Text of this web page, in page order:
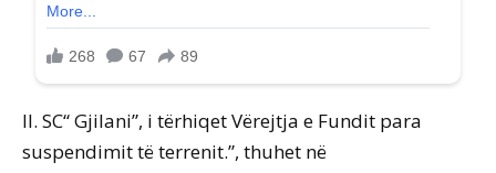
II. SC“ Gjilani”, i tërhiqet Vërejtja e Fundit para
suspendimit të terrenit.”, thuhet në